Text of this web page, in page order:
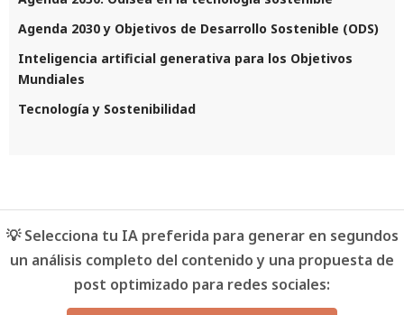
Agenda 2030 y Objetivos de Desarrollo Sostenible (ODS)
Inteligencia artificial generativa para los Objetivos
Mundiales
Tecnología y Sostenibilidad
💡 Selecciona tu IA preferida para generar en segundos
un análisis completo del contenido y una propuesta de
post optimizado para redes sociales: